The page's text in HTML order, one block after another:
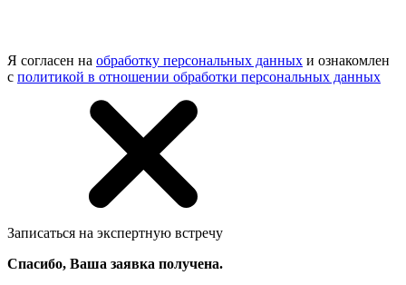
Я согласен на обработку персональных данных и ознакомлен
с политикой в отношении обработки персональных данных
Записаться на экспертную встречу
Спасибо, Ваша заявка получена.